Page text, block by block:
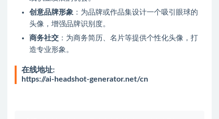
创意品牌形象 ：为品牌或作品集设计一个吸引眼球的
头像，增强品牌识别度。
商务社交 ：为商务简历、名片等提供个性化头像，打
造专业形象。
在线地址:
https://ai-headshot-generator.net/cn